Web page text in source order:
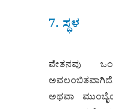
7. ಸ್ಥಳ
ವೇತನವು
ಅಥವಾ